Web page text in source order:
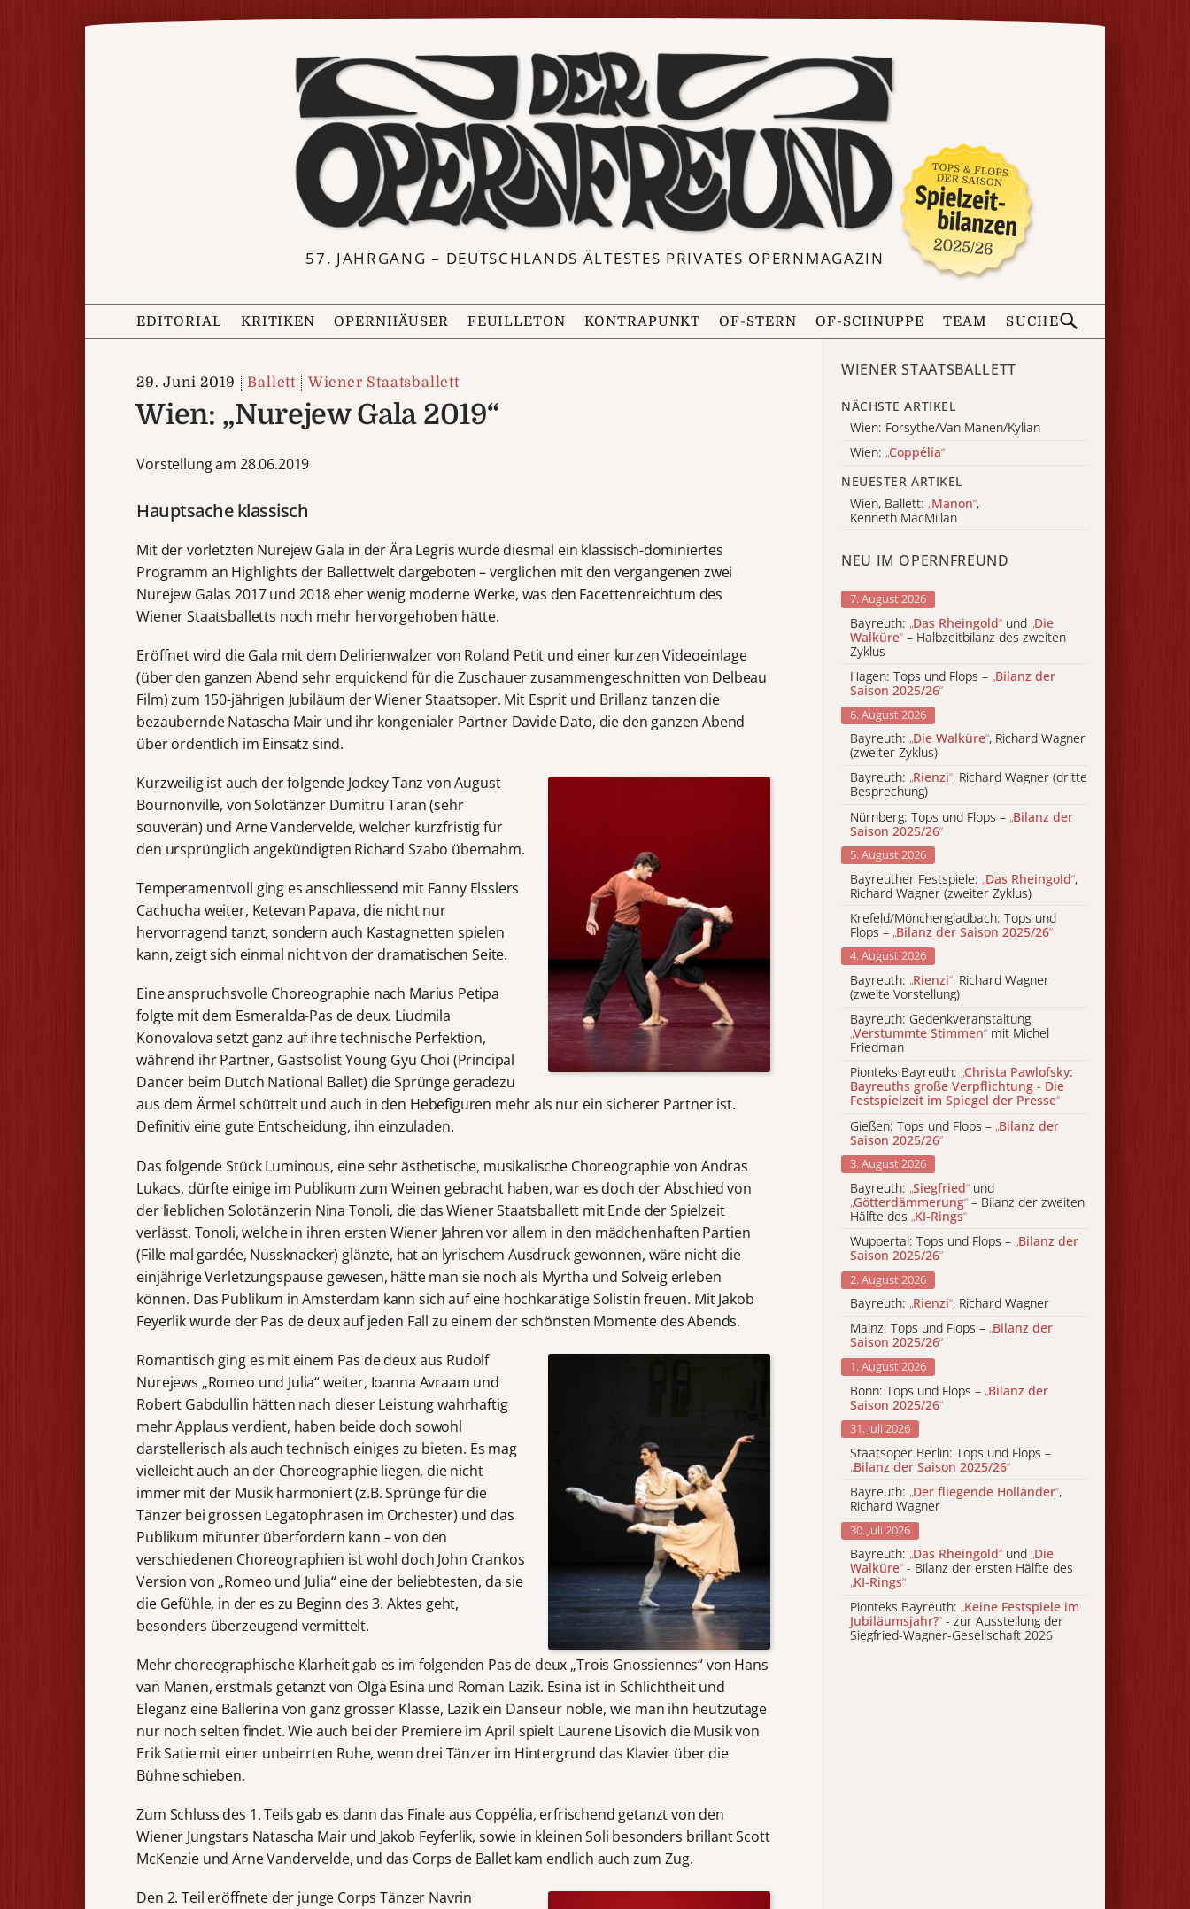
57. JAHRGANG – DEUTSCHLANDS ÄLTESTES PRIVATES OPERNMAGAZIN
EDITORIAL KRITIKEN OPERNHÄUSER FEUILLETON KONTRAPUNKT OF-STERN OF-SCHNUPPE TEAM SUCHE
29. Juni 2019 Ballett Wiener Staatsballett
Wien: „Nurejew Gala 2019“
Vorstellung am 28.06.2019
Hauptsache klassisch
Mit der vorletzten Nurejew Gala in der Ära Legris wurde diesmal ein klassisch-dominiertes
Programm an Highlights der Ballettwelt dargeboten – verglichen mit den vergangenen zwei
Nurejew Galas 2017 und 2018 eher wenig moderne Werke, was den Facettenreichtum des
Wiener Staatsballetts noch mehr hervorgehoben hätte.
Eröffnet wird die Gala mit dem Delirienwalzer von Roland Petit und einer kurzen Videoeinlage
(über den ganzen Abend sehr erquickend für die Zuschauer zusammengeschnitten von Delbeau
Film) zum 150-jährigen Jubiläum der Wiener Staatsoper. Mit Esprit und Brillanz tanzen die
bezaubernde Natascha Mair und ihr kongenialer Partner Davide Dato, die den ganzen Abend
über ordentlich im Einsatz sind.
Kurzweilig ist auch der folgende Jockey Tanz von August
Bournonville, von Solotänzer Dumitru Taran (sehr
souverän) und Arne Vandervelde, welcher kurzfristig für
den ursprünglich angekündigten Richard Szabo übernahm.
Temperamentvoll ging es anschliessend mit Fanny Elsslers
Cachucha weiter, Ketevan Papava, die nicht nur
hervorragend tanzt, sondern auch Kastagnetten spielen
kann, zeigt sich einmal nicht von der dramatischen Seite.
Eine anspruchsvolle Choreographie nach Marius Petipa
folgte mit dem Esmeralda-Pas de deux. Liudmila
Konovalova setzt ganz auf ihre technische Perfektion,
während ihr Partner, Gastsolist Young Gyu Choi (Principal
Dancer beim Dutch National Ballet) die Sprünge geradezu
aus dem Ärmel schüttelt und auch in den Hebefiguren mehr als nur ein sicherer Partner ist.
Definitiv eine gute Entscheidung, ihn einzuladen.
Das folgende Stück Luminous, eine sehr ästhetische, musikalische Choreographie von Andras
Lukacs, dürfte einige im Publikum zum Weinen gebracht haben, war es doch der Abschied von
der lieblichen Solotänzerin Nina Tonoli, die das Wiener Staatsballett mit Ende der Spielzeit
verlässt. Tonoli, welche in ihren ersten Wiener Jahren vor allem in den mädchenhaften Partien
(Fille mal gardée, Nussknacker) glänzte, hat an lyrischem Ausdruck gewonnen, wäre nicht die
einjährige Verletzungspause gewesen, hätte man sie noch als Myrtha und Solveig erleben
können. Das Publikum in Amsterdam kann sich auf eine hochkarätige Solistin freuen. Mit Jakob
Feyerlik wurde der Pas de deux auf jeden Fall zu einem der schönsten Momente des Abends.
Romantisch ging es mit einem Pas de deux aus Rudolf
Nurejews „Romeo und Julia“ weiter, Ioanna Avraam und
Robert Gabdullin hätten nach dieser Leistung wahrhaftig
mehr Applaus verdient, haben beide doch sowohl
darstellerisch als auch technisch einiges zu bieten. Es mag
vielleicht auch an der Choreographie liegen, die nicht
immer mit der Musik harmoniert (z.B. Sprünge für die
Tänzer bei grossen Legatophrasen im Orchester) und das
Publikum mitunter überfordern kann – von den
verschiedenen Choreographien ist wohl doch John Crankos
Version von „Romeo und Julia“ eine der beliebtesten, da sie
die Gefühle, in der es zu Beginn des 3. Aktes geht,
besonders überzeugend vermittelt.
Mehr choreographische Klarheit gab es im folgenden Pas de deux „Trois Gnossiennes“ von Hans
van Manen, erstmals getanzt von Olga Esina und Roman Lazik. Esina ist in Schlichtheit und
Eleganz eine Ballerina von ganz grosser Klasse, Lazik ein Danseur noble, wie man ihn heutzutage
nur noch selten findet. Wie auch bei der Premiere im April spielt Laurene Lisovich die Musik von
Erik Satie mit einer unbeirrten Ruhe, wenn drei Tänzer im Hintergrund das Klavier über die
Bühne schieben.
Zum Schluss des 1. Teils gab es dann das Finale aus Coppélia, erfrischend getanzt von den
Wiener Jungstars Natascha Mair und Jakob Feyferlik, sowie in kleinen Soli besonders brillant Scott
McKenzie und Arne Vandervelde, und das Corps de Ballet kam endlich auch zum Zug.
Den 2. Teil eröffnete der junge Corps Tänzer Navrin
WIENER STAATSBALLETT
NÄCHSTE ARTIKEL
Wien: Forsythe/Van Manen/Kylian
Wien: „Coppélia“
NEUESTER ARTIKEL
Wien, Ballett: „Manon“,
Kenneth MacMillan
NEU IM OPERNFREUND
7. August 2026
Bayreuth: „Das Rheingold“ und „Die
Walküre“ – Halbzeitbilanz des zweiten
Zyklus
Hagen: Tops und Flops – „Bilanz der
Saison 2025/26“
6. August 2026
Bayreuth: „Die Walküre“, Richard Wagner
(zweiter Zyklus)
Bayreuth: „Rienzi“, Richard Wagner (dritte
Besprechung)
Nürnberg: Tops und Flops – „Bilanz der
Saison 2025/26“
5. August 2026
Bayreuther Festspiele: „Das Rheingold“,
Richard Wagner (zweiter Zyklus)
Krefeld/Mönchengladbach: Tops und
Flops – „Bilanz der Saison 2025/26“
4. August 2026
Bayreuth: „Rienzi“, Richard Wagner
(zweite Vorstellung)
Bayreuth: Gedenkveranstaltung
„Verstummte Stimmen“ mit Michel
Friedman
Pionteks Bayreuth: „Christa Pawlofsky:
Bayreuths große Verpflichtung - Die
Festspielzeit im Spiegel der Presse“
Gießen: Tops und Flops – „Bilanz der
Saison 2025/26“
3. August 2026
Bayreuth: „Siegfried“ und
„Götterdämmerung“ – Bilanz der zweiten
Hälfte des „KI-Rings“
Wuppertal: Tops und Flops – „Bilanz der
Saison 2025/26“
2. August 2026
Bayreuth: „Rienzi“, Richard Wagner
Mainz: Tops und Flops – „Bilanz der
Saison 2025/26“
1. August 2026
Bonn: Tops und Flops – „Bilanz der
Saison 2025/26“
31. Juli 2026
Staatsoper Berlin: Tops und Flops –
„Bilanz der Saison 2025/26“
Bayreuth: „Der fliegende Holländer“,
Richard Wagner
30. Juli 2026
Bayreuth: „Das Rheingold“ und „Die
Walküre“ - Bilanz der ersten Hälfte des
„KI-Rings“
Pionteks Bayreuth: „Keine Festspiele im
Jubiläumsjahr?“ - zur Ausstellung der
Siegfried-Wagner-Gesellschaft 2026